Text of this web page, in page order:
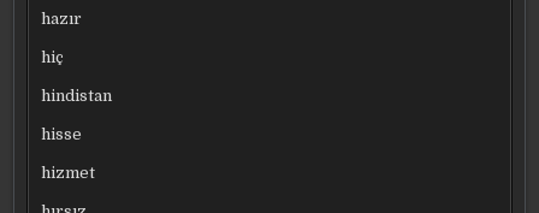
hazır
hiç
hindistan
hisse
hizmet